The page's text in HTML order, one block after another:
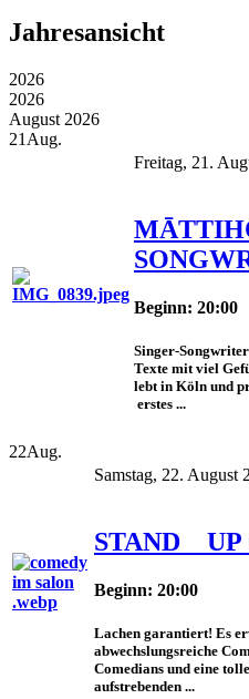
Jahresansicht
2026
2026
August 2026
21 Aug.
Freitag, 21.
Beginn: 20:00
Singer-
Texte mit viel
lebt in Köln und
erstes ...
22Aug.
Samstag, 22. August
STAND _
Beginn: 20:00
Lachen garantiert! Es
abwechslungsreiche
Comedians und eine
aufstrebenden ...